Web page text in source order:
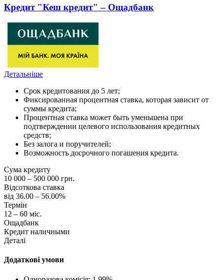
Кредит "Кеш кредит" – Ощадбанк
Детальніше
Срок кредитования до 5 лет;
Фиксированная процентная ставка, которая зависит от
суммы кредита;
Процентная ставка может быть уменьшена при
подтверждении целевого использования кредитных
средств;
Без залога и поручителей;
Возможность досрочного погашения кредита.
Сума кредиту
10 000 – 500 000 грн.
Відсоткова ставка
від 36.00 – 56.00%
Термін
12 – 60 міс.
Ощадбанк
Кредит наличными
Деталі
Додаткові умови